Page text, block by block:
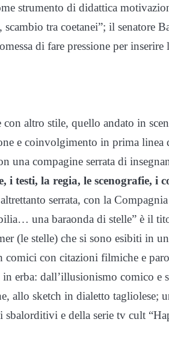
strumento di didattica
tra coetanei”; il senatore
di fare pressione per
altro stile, quello andato in
e coinvolgimento in prima linea
una compagine serrata di
i testi, la regia, le scenografie, i
serrata, con la
una baraonda di stelle” è il
(le stelle) che si sono esibiti in
comici con citazioni filmiche e
erba: dall’illusionismo comico e
allo sketch in dialetto tagliolese;
e della serie tv cult